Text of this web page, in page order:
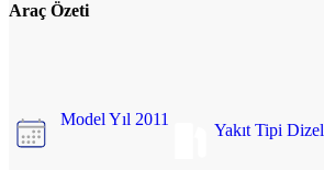
Araç Özeti
Model Yıl 2011
Yakıt Tipi Dizel